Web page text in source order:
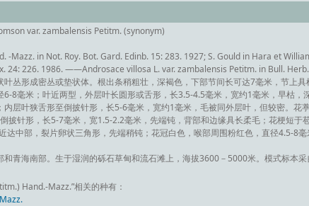
var. zambalensis Petitm. (synonym)
Mazz. in Not. Roy. Bot. Gard. Edinb. 15: 283. 1927; S. Gould in Hara et
24: 226. 1986. ——Androsace villosa L. var. zambalensis Petitm. in Bull.
丛形成密丛或垫状体。根出条稍粗壮，深褐色，下部节间长可达7毫米，节上
8毫米；叶近两型，外层叶长圆形或舌形，长3.5-4.5毫米，宽约1毫米，早枯，
层叶狭舌形至倒披针形，长5-6毫米，宽约1毫米，毛被同外层叶，但较密。花
披针形，长5-7毫米，宽1.5-2.2毫米，先端钝，背部和边缘具长柔毛；花梗短于
中部，裂片卵状三角形，先端稍钝；花冠白色，喉部周围粉红色，直径4.5-8毫
青海南部。生于湿润的砾石草甸和流石滩上，海拔3600－5000米。模式标本采
Hand.-Mazz.”相关的种有：